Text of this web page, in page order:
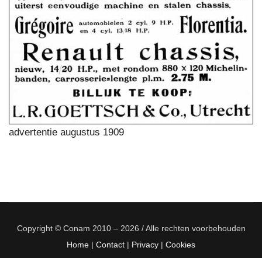
advertentie augustus 1909
Copyright © Conam 2010 – 2026 / Alle rechten voorbehouden
Home | Contact | Privacy | Cookies